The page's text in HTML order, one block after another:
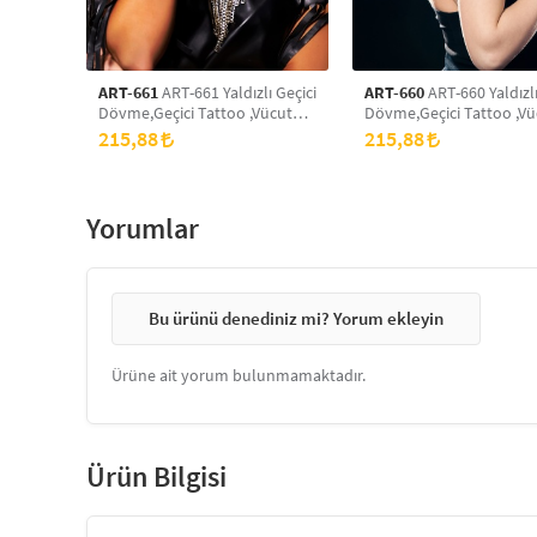
ART-661ART-661 Yaldızlı Geçici
Dövme,Geçici Tattoo ,Vücut
Dövme,Kol Bilek
Dövme,Boyun Dövme,Sırt
215,88
ART-660ART-660
Dövme,Geçici Tattoo
Dövme,Kol Bilek
Dövme,Boyun Dövme,Sırt
215,88
Yorumlar
Bu ürünü denediniz mi? Yorum ekleyin
Ürüne ait yorum bulunmamaktadır.
Ürün Bilgisi